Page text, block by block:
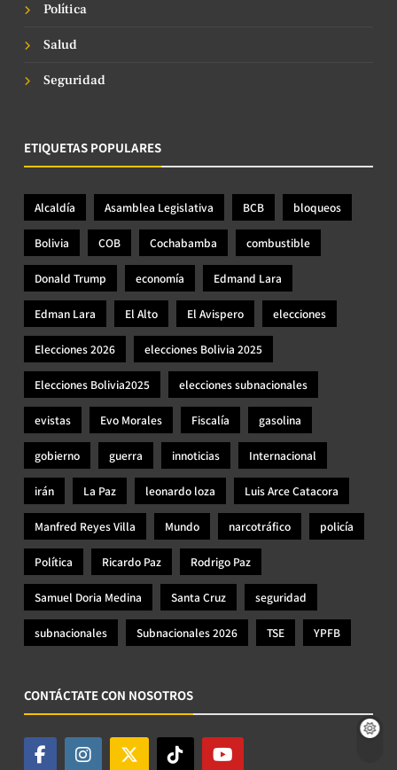
Política
Salud
Seguridad
ETIQUETAS POPULARES
Alcaldía Asamblea Legislativa BCB bloqueos
Bolivia COB Cochabamba combustible
Donald Trump economía Edmand Lara
Edman Lara El Alto El Avispero elecciones
Elecciones 2026 elecciones Bolivia 2025
Elecciones Bolivia2025 elecciones subnacionales
evistas Evo Morales Fiscalía gasolina
gobierno guerra innoticias Internacional
irán La Paz leonardo loza Luis Arce Catacora
Manfred Reyes Villa Mundo narcotráfico policía
Política Ricardo Paz Rodrigo Paz
Samuel Doria Medina Santa Cruz seguridad
subnacionales Subnacionales 2026 TSE YPFB
CONTÁCTATE CON NOSOTROS